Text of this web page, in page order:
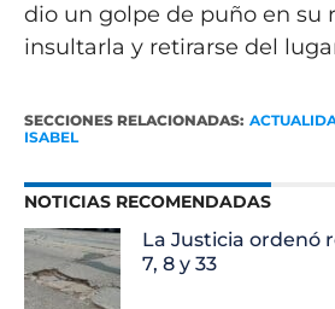
dio un golpe de puño en su
insultarla y retirarse del
SECCIONES RELACIONADAS:
ISABEL
NOTICIAS RECOMENDADAS
La Justicia ordenó
7, 8 y 33